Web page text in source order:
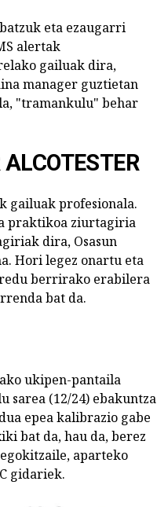
eta ezaugarri
alertak
gailuak dira,
manager guztietan
"tramankulu" behar
gailuak profesionala.
praktikoa ziurtagiria
dira, Osasun
Hori legez onartu eta
berrirako erabilera
bat da.
ukipen-pantaila
(12/24) ebakuntza
epea kalibrazio gabe
bat da, hau da, berez
aparteko
gidariek.